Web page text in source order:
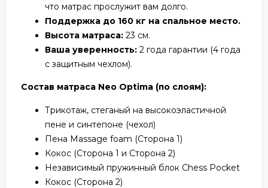
что матрас прослужит вам долго.
Поддержка до 160 кг на спальное место.
Высота матраса: 23 см.
Ваша уверенность: 2 года гарантии (4 года
с защитным чехлом).
Состав матраса Neo Optima (по слоям):
Трикотаж, стеганый на высокоэластичной
пене и синтепоне (чехол)
Пена Massage foam (Сторона 1)
Кокос (Сторона 1 и Сторона 2)
Независимый пружинный блок Chess Pocket
Кокос (Сторона 2)